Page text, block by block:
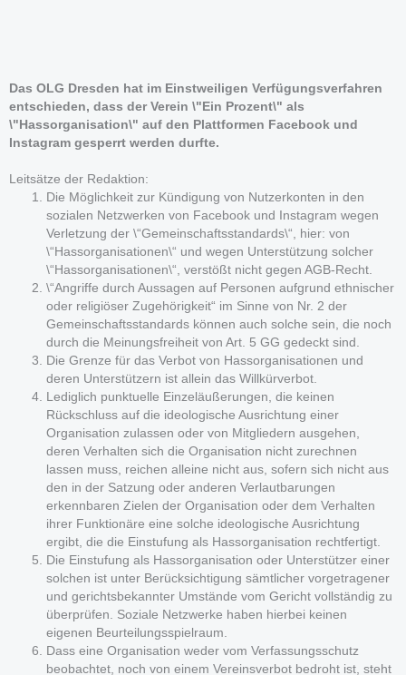
Das OLG Dresden hat im Einstweiligen Verfügungsverfahren
entschieden, dass der Verein \"Ein Prozent\" als
\"Hassorganisation\" auf den Plattformen Facebook und
Instagram gesperrt werden durfte.
Leitsätze der Redaktion:
Die Möglichkeit zur Kündigung von Nutzerkonten in den
sozialen Netzwerken von Facebook und Instagram wegen
Verletzung der \“Gemeinschaftsstandards\“, hier: von
\“Hassorganisationen\“ und wegen Unterstützung solcher
\“Hassorganisationen\“, verstößt nicht gegen AGB-Recht.
\“Angriffe durch Aussagen auf Personen aufgrund ethnischer
oder religiöser Zugehörigkeit“ im Sinne von Nr. 2 der
Gemeinschaftsstandards können auch solche sein, die noch
durch die Meinungsfreiheit von Art. 5 GG gedeckt sind.
Die Grenze für das Verbot von Hassorganisationen und
deren Unterstützern ist allein das Willkürverbot.
Lediglich punktuelle Einzeläußerungen, die keinen
Rückschluss auf die ideologische Ausrichtung einer
Organisation zulassen oder von Mitgliedern ausgehen,
deren Verhalten sich die Organisation nicht zurechnen
lassen muss, reichen alleine nicht aus, sofern sich nicht aus
den in der Satzung oder anderen Verlautbarungen
erkennbaren Zielen der Organisation oder dem Verhalten
ihrer Funktionäre eine solche ideologische Ausrichtung
ergibt, die die Einstufung als Hassorganisation rechtfertigt.
Die Einstufung als Hassorganisation oder Unterstützer einer
solchen ist unter Berücksichtigung sämtlicher vorgetragener
und gerichtsbekannter Umstände vom Gericht vollständig zu
überprüfen. Soziale Netzwerke haben hierbei keinen
eigenen Beurteilungsspielraum.
Dass eine Organisation weder vom Verfassungsschutz
beobachtet, noch von einem Vereinsverbot bedroht ist, steht